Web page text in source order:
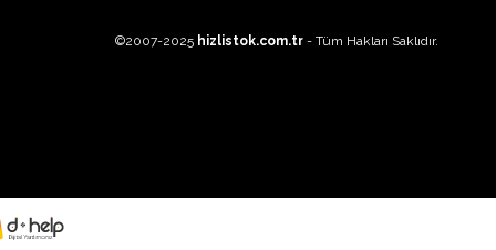
©2007-2025 hizlistok.com.tr - Tüm Hakları Saklıdır.